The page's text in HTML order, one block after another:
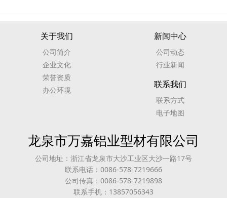
关于我们
公司简介
企业文化
荣誉资质
办公环境
新闻中心
公司动态
行业新闻
联系我们
联系方式
电子地图
龙泉市万嘉铝业型材有限公司
公司地址：浙江省龙泉市大沙工业区大沙一路17号
联系电话：0086-578-7219666
公司传真：0086-578-7219898
联系手机：13857056343